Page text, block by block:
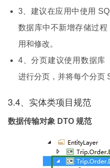
3、建议在应用中使用
数据库中不新增存储过
用和修改。
4、分页建议使用数据库
进行分页，并将每个分页
3.4、实体类项目规范
数据传输对象 DTO 规范